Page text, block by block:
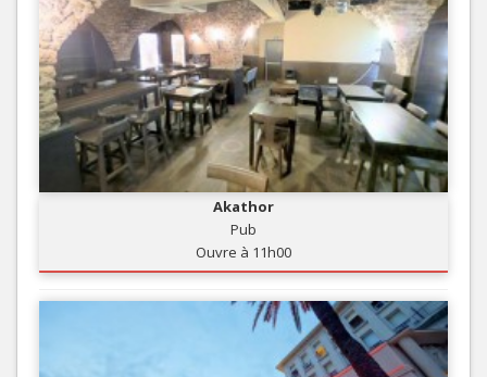
Akathor
Pub
Ouvre à 11h00